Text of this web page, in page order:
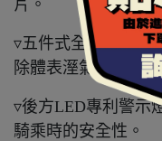
片。
▿五件式全可拆內襯
除體表溼氣，保持
▿後方LED專利警示
騎乘時的安全性。